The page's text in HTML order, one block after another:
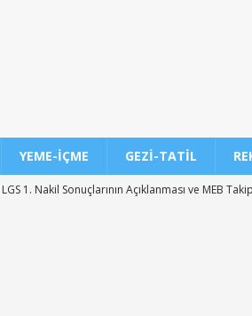
YEME-İÇME GEZI-TATIL
LGS 1. Nakil Sonuçlarının Açıklanması ve MEB
MEB 2026-2027 Ortaokul Kayıtlarının Başlangıç